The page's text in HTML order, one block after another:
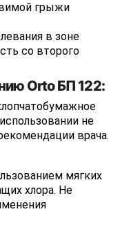
грыжи
в зоне
со второго
Orto БП 122:
не
врача.
мягких
хлора. Не